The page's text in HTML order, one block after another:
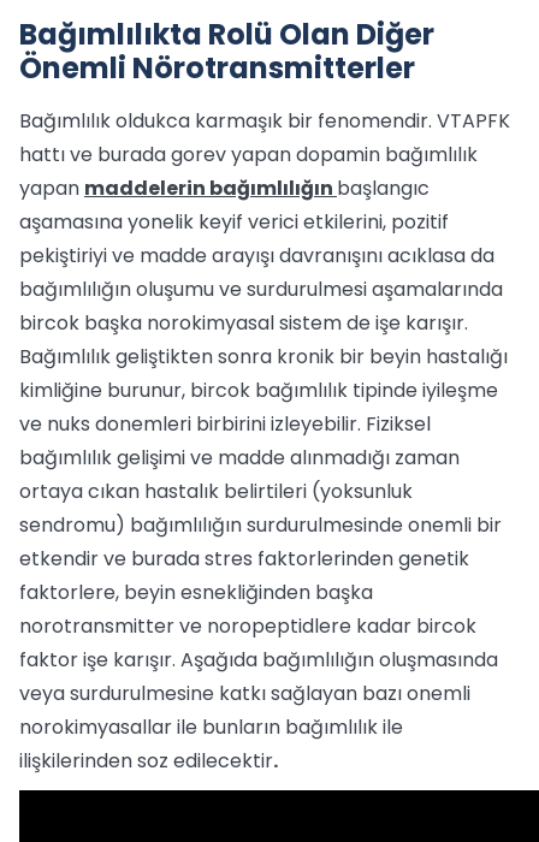
Bağımlılıkta Rolü Olan Diğer
Önemli Nörotransmitterler
Bağımlılık oldukca karmaşık bir fenomendir. VTAPFK
hattı ve burada gorev yapan dopamin bağımlılık
yapan maddelerin bağımlılığın başlangıc
aşamasına yonelik keyif verici etkilerini, pozitif
pekiştiriyi ve madde arayışı davranışını acıklasa da
bağımlılığın oluşumu ve surdurulmesi aşamalarında
bircok başka norokimyasal sistem de işe karışır.
Bağımlılık geliştikten sonra kronik bir beyin hastalığı
kimliğine burunur, bircok bağımlılık tipinde iyileşme
ve nuks donemleri birbirini izleyebilir. Fiziksel
bağımlılık gelişimi ve madde alınmadığı zaman
ortaya cıkan hastalık belirtileri (yoksunluk
sendromu) bağımlılığın surdurulmesinde onemli bir
etkendir ve burada stres faktorlerinden genetik
faktorlere, beyin esnekliğinden başka
norotransmitter ve noropeptidlere kadar bircok
faktor işe karışır. Aşağıda bağımlılığın oluşmasında
veya surdurulmesine katkı sağlayan bazı onemli
norokimyasallar ile bunların bağımlılık ile
ilişkilerinden soz edilecektir.